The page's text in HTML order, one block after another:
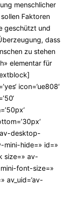
menschlicher
Faktoren
geschützt und
dass
zu stehen
elementar für
icon=’ue808′
desktop-
mini-hide=» id=»
size=» av-
font-size=»
av_uid=’av-